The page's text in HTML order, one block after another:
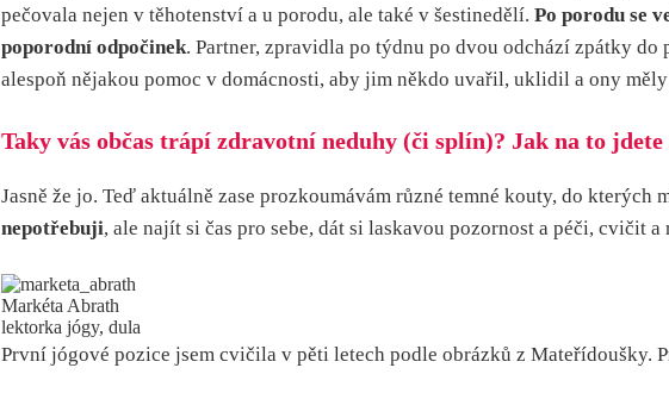
pečovala nejen v těhotenství a u porodu, ale také v šestinedělí. Po porodu se
poporodní odpočinek. Partner, zpravidla po týdnu po dvou odchází zpátky
alespoň nějakou pomoc v domácnosti, aby jim někdo uvařil, uklidil a ony
Taky vás občas trápí zdravotní neduhy (či splín)? Jak na to
Jasně že jo. Teď aktuálně zase prozkoumávám různé temné kouty, do
nepotřebuji, ale najít si čas pro sebe, dát si laskavou pozornost a péči, cvičit
Markéta Abrath
lektorka jógy, dula
První jógové pozice jsem cvičila v pěti letech podle obrázků z Mateřídoušky.